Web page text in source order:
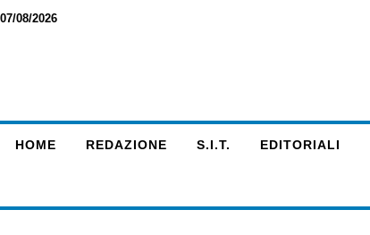
07/08/2026
HOME REDAZIONE S.I.T. EDITORIALI